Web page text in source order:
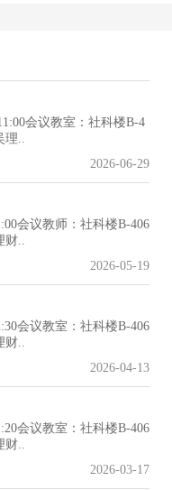
会议教室：社科楼B-4
理..
2026-06-29
会议教师：社科楼B-406
财..
2026-05-19
会议教室：社科楼B-406
财..
2026-04-13
会议教室：社科楼B-406
财..
2026-03-17